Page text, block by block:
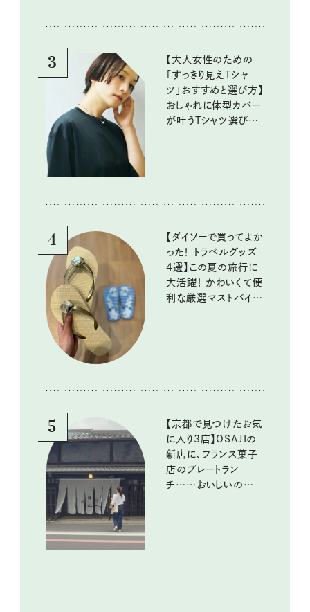
3
【大人女性のための
「すっきり見えTシャ
ツ」おすすめと選び方】
おしゃれに体型カバー
が叶うTシャツ選びの
4
【ダイソーで買ってよか
った！ トラベルグッズ
4選】この夏の旅行に
大活躍！ かわいくて便
利な厳選マストバイア
5
【京都で見つけたお気
に入り3店】OSAJIの
新店に、フランス菓子
店のプレートラン
チ……おいしいのんび